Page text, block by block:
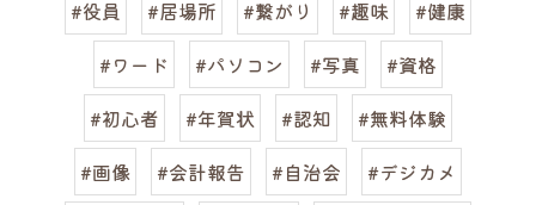
#役員
#居場所 #繋がり #趣味
#健康
#ワード
#パソコン #写真
#資格
#初心者
#年賀状 #認知
#無料体験
#画像
#会計報告 #自治会
#デジカメ